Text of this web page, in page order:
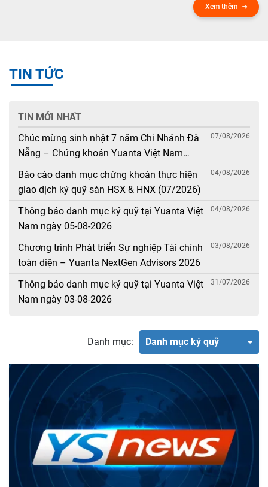
Xem thêm
TIN TỨC
TIN MỚI NHẤT
Chúc mừng sinh nhật 7 năm Chi Nhánh Đà
Nẵng – Chứng khoán Yuanta Việt Nam
(08/08/2019 – 08/08/2026)
07/08/2026
Báo cáo danh mục chứng khoán thực hiện
giao dịch ký quỹ sàn HSX & HNX (07/2026)
04/08/2026
Thông báo danh mục ký quỹ tại Yuanta Việt
Nam ngày 05-08-2026
04/08/2026
Chương trình Phát triển Sự nghiệp Tài chính
toàn diện – Yuanta NextGen Advisors 2026
03/08/2026
Thông báo danh mục ký quỹ tại Yuanta Việt
Nam ngày 03-08-2026
31/07/2026
Danh mục: Danh mục ký quỹ